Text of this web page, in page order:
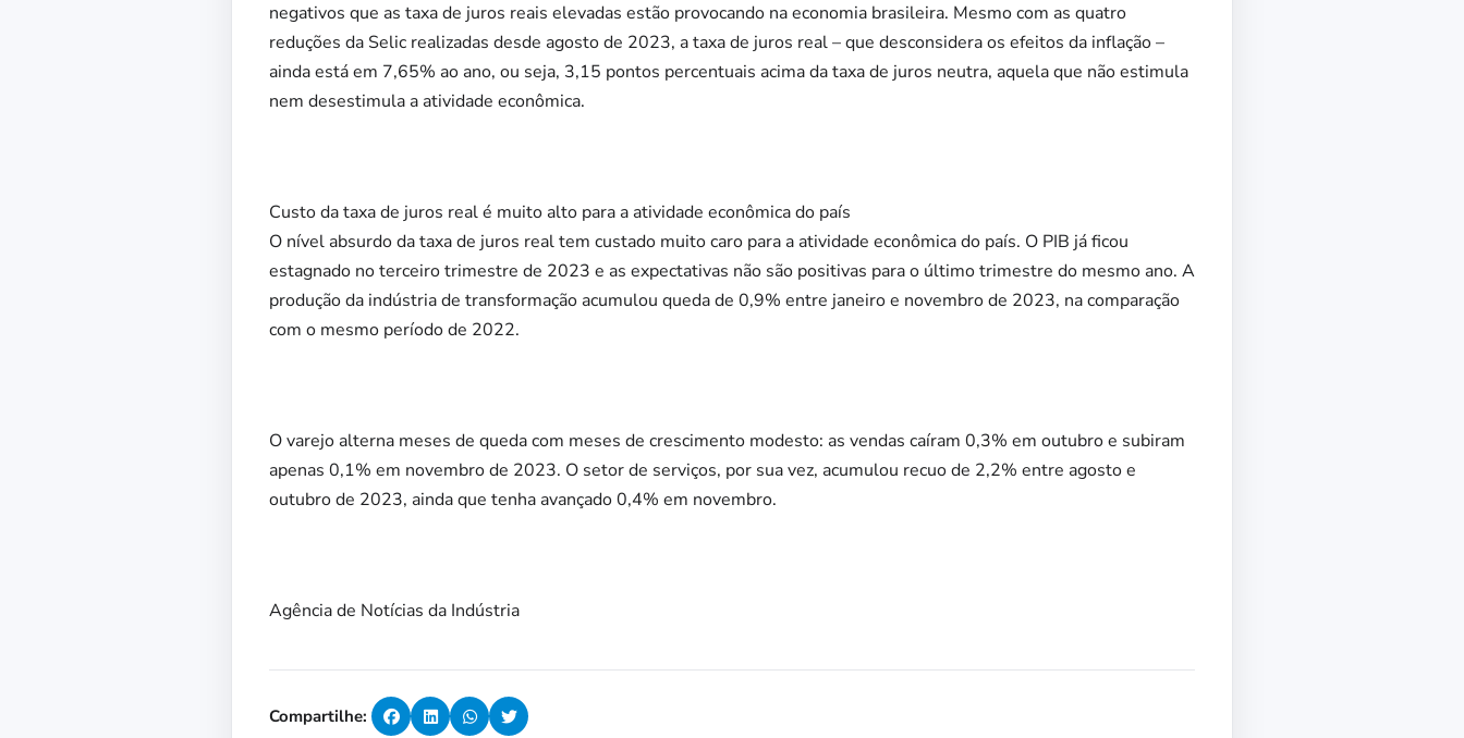
negativos que as taxa de juros reais elevadas estão provocando na economia brasileira. Mesmo com as quatro
reduções da Selic realizadas desde agosto de 2023, a taxa de juros real – que desconsidera os efeitos da inflação –
ainda está em 7,65% ao ano, ou seja, 3,15 pontos percentuais acima da taxa de juros neutra, aquela que não estimula
nem desestimula a atividade econômica.
Custo da taxa de juros real é muito alto para a atividade econômica do país
O nível absurdo da taxa de juros real tem custado muito caro para a atividade econômica do país. O PIB já ficou
estagnado no terceiro trimestre de 2023 e as expectativas não são positivas para o último trimestre do mesmo ano. A
produção da indústria de transformação acumulou queda de 0,9% entre janeiro e novembro de 2023, na comparação
com o mesmo período de 2022.
O varejo alterna meses de queda com meses de crescimento modesto: as vendas caíram 0,3% em outubro e subiram
apenas 0,1% em novembro de 2023. O setor de serviços, por sua vez, acumulou recuo de 2,2% entre agosto e
outubro de 2023, ainda que tenha avançado 0,4% em novembro.
Agência de Notícias da Indústria
Compartilhe: